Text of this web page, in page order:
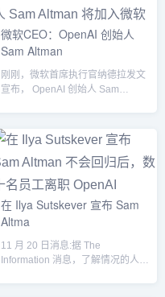
微软CEO：OpenAI 创始人
Sam Altman
刚刚，微软首席执行官纳德拉发文
宣布， OpenAI 创始人 Sam
在 Ilya Sutskever 宣布 Sam
Altma
11 月 20 日消息:据 The
Information 消息，了解情况的人士